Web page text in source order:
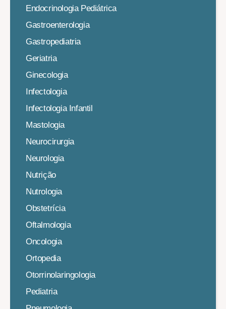
Endocrinologia Pediátrica
Gastroenterologia
Gastropediatria
Geriatria
Ginecologia
Infectologia
Infectologia Infantil
Mastologia
Neurocirurgia
Neurologia
Nutrição
Nutrologia
Obstetrícia
Oftalmologia
Oncologia
Ortopedia
Otorrinolaringologia
Pediatria